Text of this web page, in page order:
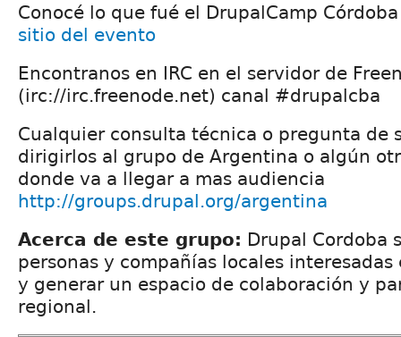
Conocé lo que fué el DrupalCamp
sitio del evento
Encontranos en IRC en el servidor de
(irc://irc.freenode.net) canal #drupalcba
Cualquier consulta técnica o pregunta de
dirigirlos al grupo de Argentina o algún
donde va a llegar a mas audiencia
http://groups.drupal.org/argentina
Acerca de este grupo: Drupal Cordoba
personas y compañías locales
y generar un espacio de colaboración y
regional.